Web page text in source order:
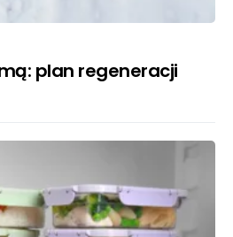
plan regeneracji